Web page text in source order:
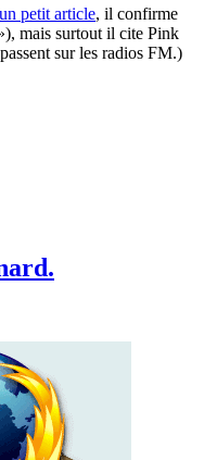
un petit article, il confirme
), mais surtout il cite Pink
sur les radios FM.)